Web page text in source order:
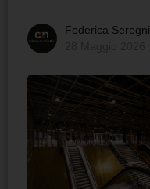
Federica Seregni